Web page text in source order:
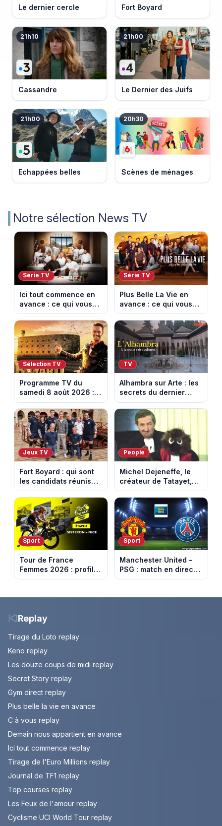
Le dernier cercle Fort Boyard
21h10
Cassandre
21h00
Le Dernier des Juifs
21h00
Echappées belles
20h30
Scènes de ménages
Notre sélection News TV
Série TV
Ici tout commence en
avance : ce qui vous
attend la semaine du
10 au 14 août 2026
(spoiler)
Série TV
Plus Belle La Vie en
avance : ce qui vous
attend la semaine du
10 au 14 août 2026
(spoiler)
Sélection TV
Programme TV du
samedi 8 août 2026 :
notre sélection pour
votre soirée télé
TV
Alhambra sur Arte : les
secrets du dernier
sultanat musulman
d’Espagne
Jeux TV
Fort Boyard : qui sont
les candidats réunis
par Cyril Féraud ce
samedi 8 août 2026 ?
People
Michel Dejeneffe, le
créateur de Tatayet,
est mort à 77 ans
Sport
Tour de France
Femmes 2026 : profil
et horaires de la 8e
Nice
Sport
Manchester United -
PSG : match en direct
sur beIN Sports 1 à
Replay
Tirage du Loto replay
Keno replay
Les douze coups de midi replay
Secret Story replay
Gym direct replay
Plus belle la vie en avance
C à vous replay
Demain nous appartient en avance
Ici tout commence replay
Tirage de l'Euro Millions replay
Journal de TF1 replay
Top courses replay
Les Feux de l'amour replay
Cyclisme UCI World Tour replay